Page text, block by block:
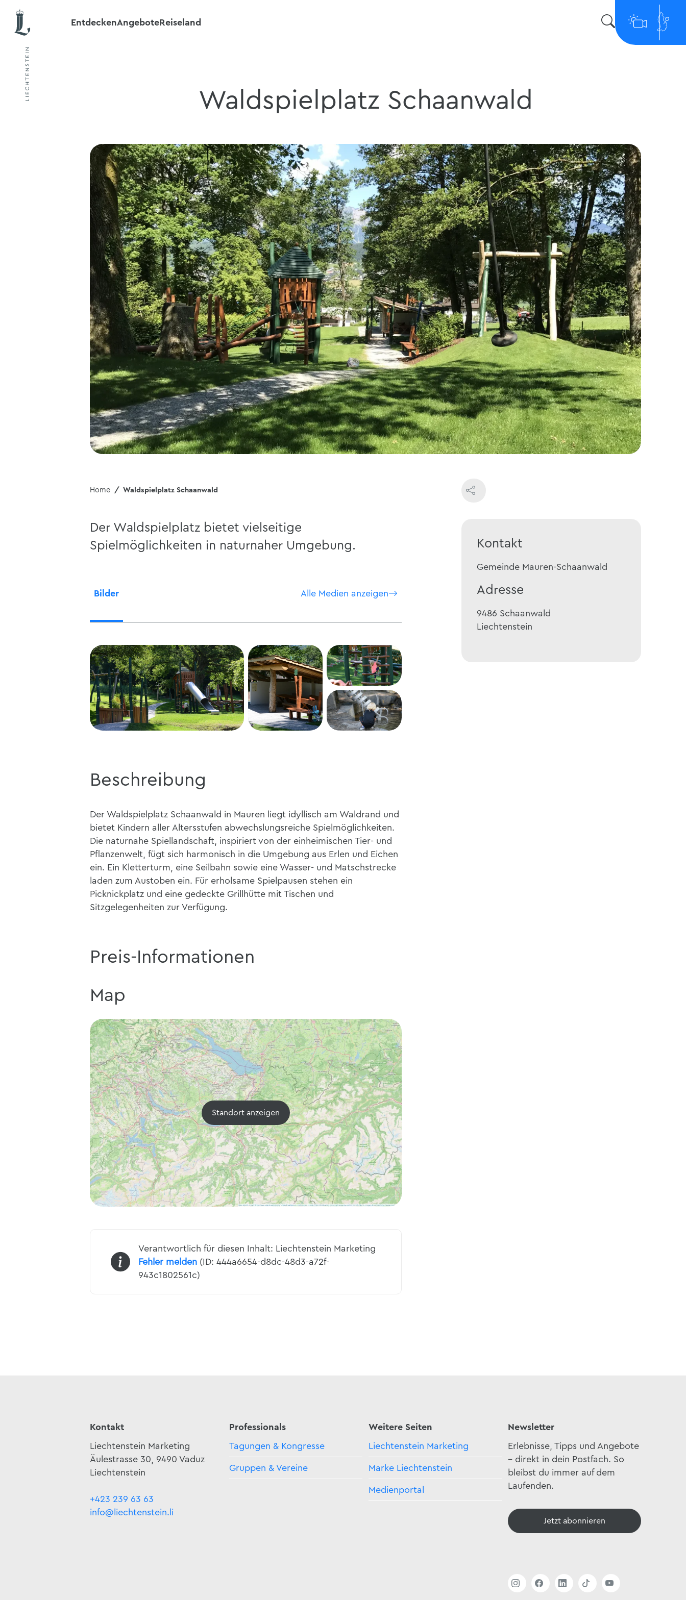
EntdeckenAngeboteReiseland
Waldspielplatz Schaanwald
Home Waldspielplatz Schaanwald
Der Waldspielplatz bietet vielseitige
Spielmöglichkeiten in naturnaher Umgebung.
Bilder Alle Medien anzeigen
Beschreibung
Der Waldspielplatz Schaanwald in Mauren liegt idyllisch am Waldrand und
bietet Kindern aller Altersstufen abwechslungsreiche Spielmöglichkeiten.
Die naturnahe Spiellandschaft, inspiriert von der einheimischen Tier- und
Pflanzenwelt, fügt sich harmonisch in die Umgebung aus Erlen und Eichen
ein. Ein Kletterturm, eine Seilbahn sowie eine Wasser- und Matschstrecke
laden zum Austoben ein. Für erholsame Spielpausen stehen ein
Picknickplatz und eine gedeckte Grillhütte mit Tischen und
Sitzgelegenheiten zur Verfügung.
Preis-Informationen
Map
Standort anzeigen
Verantwortlich für diesen Inhalt: Liechtenstein Marketing
Fehler melden (ID: 444a6654-d8dc-48d3-a72f-
943c1802561c)
Kontakt
Gemeinde Mauren-Schaanwald
Adresse
9486 Schaanwald
Liechtenstein
Kontakt
Liechtenstein Marketing
Äulestrasse 30, 9490 Vaduz
Liechtenstein
+423 239 63 63
info@liechtenstein.li
Professionals
Tagungen & Kongresse
Gruppen & Vereine
Weitere Seiten
Liechtenstein Marketing
Marke Liechtenstein
Medienportal
Newsletter
Erlebnisse, Tipps und Angebote
– direkt in dein Postfach. So
bleibst du immer auf dem
Laufenden.
Jetzt abonnieren